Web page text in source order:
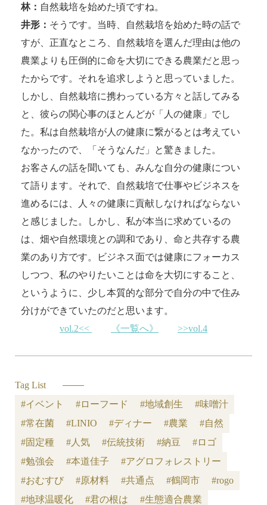
林： 自然栽培を始めた頃ですね。
井形： そうです。当時、自然栽培を始めた時の話で
すが、正直なところ、自然栽培を選んだ理由は他の
農業よりも圧倒的に命を大切にできる農業だと思っ
たからです。それを追求しようと思っていました。
しかし、自然栽培に携わっている方々と話してみる
と、彼らの関心事のほとんどが「人の健康」でし
た。私は自然栽培が人の健康に繋がるとは考えてい
なかったので、「そうなんだ」と驚きました。
お客さんの話を聞いても、みんな自分の健康につい
て語ります。それで、自然栽培で仕事やビジネスを
進めるには、人々の健康に貢献しなければならない
と感じました。しかし、私が本当に求めているの
は、畑や自然環境との調和であり、命と共存する農
業のあり方です。ビジネス面では健康にフォーカス
しつつ、私のやりたいことは命を大切にすること、
というように、少し本質的な部分で自分の中で住み
分けができていたのだと思います。
vol.2<<
《一覧へ》 >>vol.4
Tag List
#イベント
#ローフード #地域創生
#味噌汁
#常在菌
#LINIO #ディナー #農業
#自然
#固定種
#人気 #伝統技術 #納豆
#ロゴ
#勉強会
#本道佳子
#アグロフォレストリー
#おむすび
#原材料 #共通点 #鶴岡市
#rogo
#地球温暖化
#君の根は
#生態適合農業